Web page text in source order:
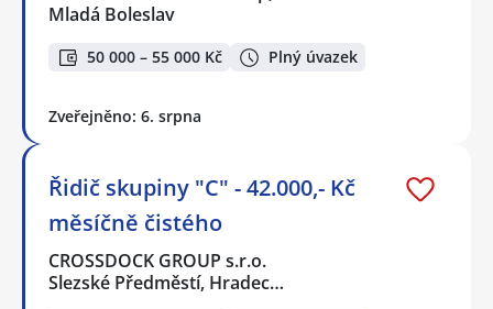
Mladá Boleslav
50 000 – 55 000 Kč Plný úvazek
Zveřejněno: 6. srpna
Řidič skupiny "C" - 42.000,- Kč
měsíčně čistého
CROSSDOCK GROUP s.r.o.
Slezské Předměstí, Hradec…